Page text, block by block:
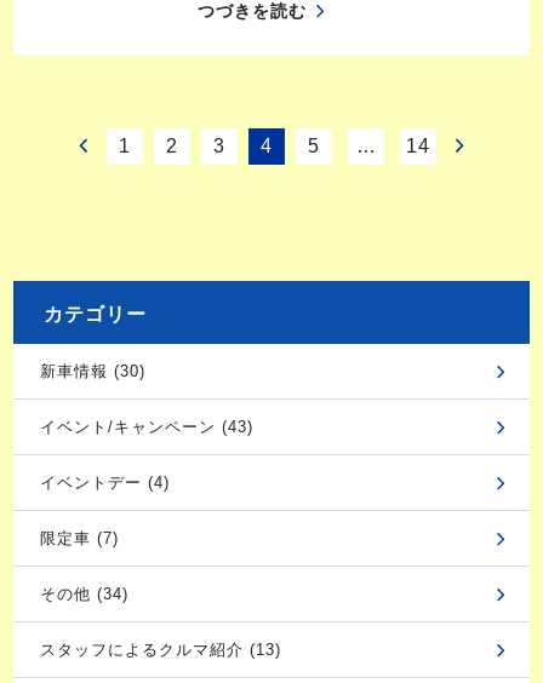
つづきを読む
1 2 3 4 5 … 14
カテゴリー
新車情報 (30)
イベント/キャンペーン (43)
イベントデー (4)
限定車 (7)
その他 (34)
スタッフによるクルマ紹介 (13)